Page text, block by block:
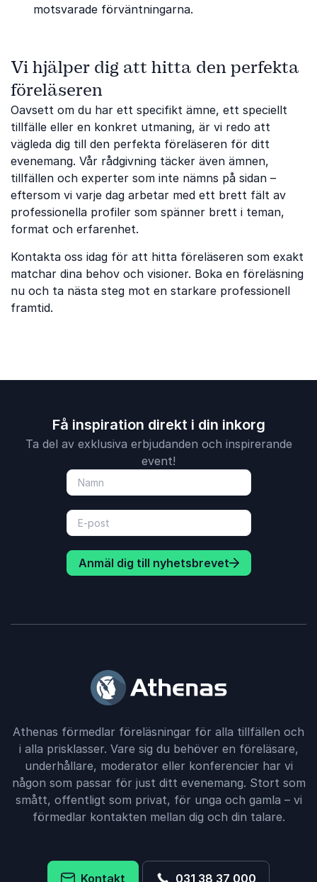
motsvarade förväntningarna.
Vi hjälper dig att hitta den perfekta
föreläseren
Oavsett om du har ett specifikt ämne, ett speciellt
tillfälle eller en konkret utmaning, är vi redo att
vägleda dig till den perfekta föreläseren för ditt
evenemang. Vår rådgivning täcker även ämnen,
tillfällen och experter som inte nämns på sidan –
eftersom vi varje dag arbetar med ett brett fält av
professionella profiler som spänner brett i teman,
format och erfarenhet.
Kontakta oss idag för att hitta föreläseren som exakt
matchar dina behov och visioner. Boka en föreläsning
nu och ta nästa steg mot en starkare professionell
framtid.
Få inspiration direkt i din inkorg
Ta del av exklusiva erbjudanden och inspirerande
event!
Anmäl dig till nyhetsbrevet
Athenas förmedlar föreläsningar för alla tillfällen och
i alla prisklasser. Vare sig du behöver en föreläsare,
underhållare, moderator eller konferencier har vi
någon som passar för just ditt evenemang. Stort som
smått, offentligt som privat, för unga och gamla – vi
förmedlar kontakten mellan dig och din talare.
Kontakt 031 38 37 000